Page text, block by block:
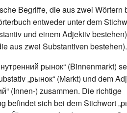
Begriffe, die aus zwei Wörtern
entweder unter dem
und einem Adjektiv
aus zwei Substantiven bestehen).
рынок“ (Binnenmarkt)
„рынок“ (Markt) und dem
(Innen-) zusammen. Die richtige
befindet sich bei dem Stichwort